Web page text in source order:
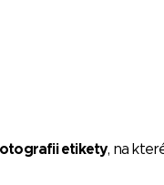
etikety, na